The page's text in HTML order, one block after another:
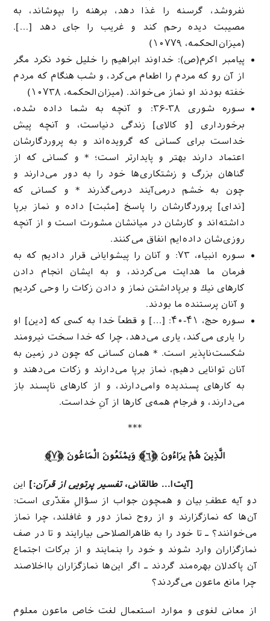
نفروشد، گرسنه را غذا دهد، برهنه را بپوشاند، به
مصیبت دیده رحم كند و غریب را جاى دهد […].
(میزان‌الحکمه، ۱۰۷۷۹)
پیامبر اکرم(ص): خداوند ابراهیم را خلیل خود نکرد مگر
از آن رو که مردم را اطعام می‌کرد، و شب هنگام که مردم
خفته بودند او نماز می‌خواند. (میزان‌الحکمه، ۱۰۷۳۸)
سوره شوری ۳۸-۳۶: و آنچه به شما داده شده،
برخوردارى [و كالاى‌] زندگى دنیاست، و آنچه پیش
خداست براى كسانى كه گرویده‌اند و به پروردگارشان
اعتماد دارند بهتر و پایدارتر است؛ * و كسانى كه از
گناهان بزرگ و زشتكاری‌ها خود را به دور مى‌دارند و
چون به خشم درمى‌آیند درمى‌گذرند * و كسانى كه
[نداى‌] پروردگارشان را پاسخ [مثبت‌] داده و نماز برپا
داشته‌اند و كارشان در میانشان مشورت است و از آنچه
روزی‌شان داده‌ایم انفاق مى‌كنند.
سوره انبیاء، ۷۳: و آنان را پیشوایانى قرار دادیم كه به
فرمان ما هدایت مى‌كردند، و به ایشان انجام دادن
كارهاى نیك و برپاداشتن نماز و دادن زكات را وحى كردیم
و آنان پرستنده ما بودند.
سوره حج، ۴۱-۴۰: […] و قطعاً خدا به كسى كه [دین‌] او
را یارى مى‌كند، یارى مى‌دهد، چرا كه خدا سخت نیرومند
شكست‌ناپذیر است. * همان كسانى كه چون در زمین به
آنان توانایى دهیم، نماز برپا مى‌دارند و زكات مى‌دهند و
به كارهاى پسندیده وامى‌دارند، و از كارهاى ناپسند باز
مى‌دارند، و فرجام همه‌ی كارها از آنِ خداست.
***
الَّذِینَ هُمْ یرَاءُونَ ﴿٦﴾ وَیمْنَعُونَ الْمَاعُونَ ﴿٧﴾
[آیت‌ا… طالقانی،تفسیر پرتویی از قرآن:] این
دو آیه عطفِ بیان و همچون جواب از سؤالِ مقدّری است:
آن‌ها که نمازگزارند و از روح نماز دور و غافلند، چرا نماز
می‌خوانند؟ ـ تا خود را به ظاهرالصلاحی بیارایند و تا در صف
نمازگزاران وارد شوند و خود را بنمایند و از برکات اجتماع
آن پاکدلان بهره‌مند گردند ـ اگر این‌ها نمازگزاران بااخلاصند
چرا مانع ماعون می‌گردند؟
از معانی لغوی و موارد استعمال لغت خاص ماعون معلوم